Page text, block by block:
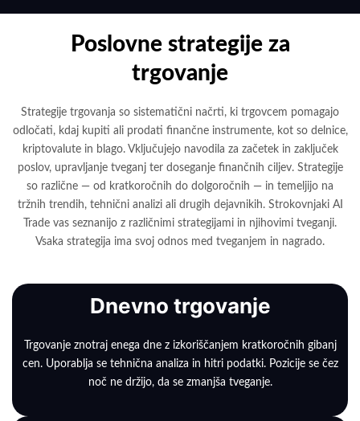
Poslovne strategije za
trgovanje
Strategije trgovanja so sistematični načrti, ki trgovcem pomagajo
odločati, kdaj kupiti ali prodati finančne instrumente, kot so delnice,
kriptovalute in blago. Vključujejo navodila za začetek in zaključek
poslov, upravljanje tveganj ter doseganje finančnih ciljev. Strategije
so različne — od kratkoročnih do dolgoročnih — in temeljijo na
tržnih trendih, tehnični analizi ali drugih dejavnikih. Strokovnjaki AI
Trade vas seznanijo z različnimi strategijami in njihovimi tveganji.
Vsaka strategija ima svoj odnos med tveganjem in nagrado.
Dnevno trgovanje
Trgovanje znotraj enega dne z izkoriščanjem kratkoročnih gibanj
cen. Uporablja se tehnična analiza in hitri podatki. Pozicije se čez
noč ne držijo, da se zmanjša tveganje.